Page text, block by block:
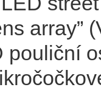
array”
pouliční